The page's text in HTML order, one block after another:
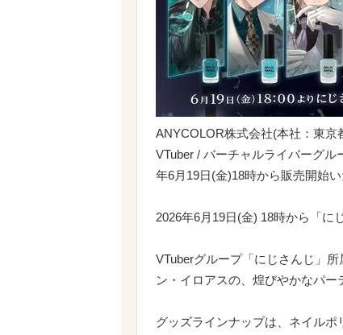
ANYCOLOR株式会社(本社：東
VTuber / バーチャルライバーグ
年6月19日(金)18時から販売開始い
2026年6月19日(金) 18時から「に
VTuberグループ「にじさんじ」
ン・イロアスの、煌びやかなパー
グッズラインナップは、ネイル